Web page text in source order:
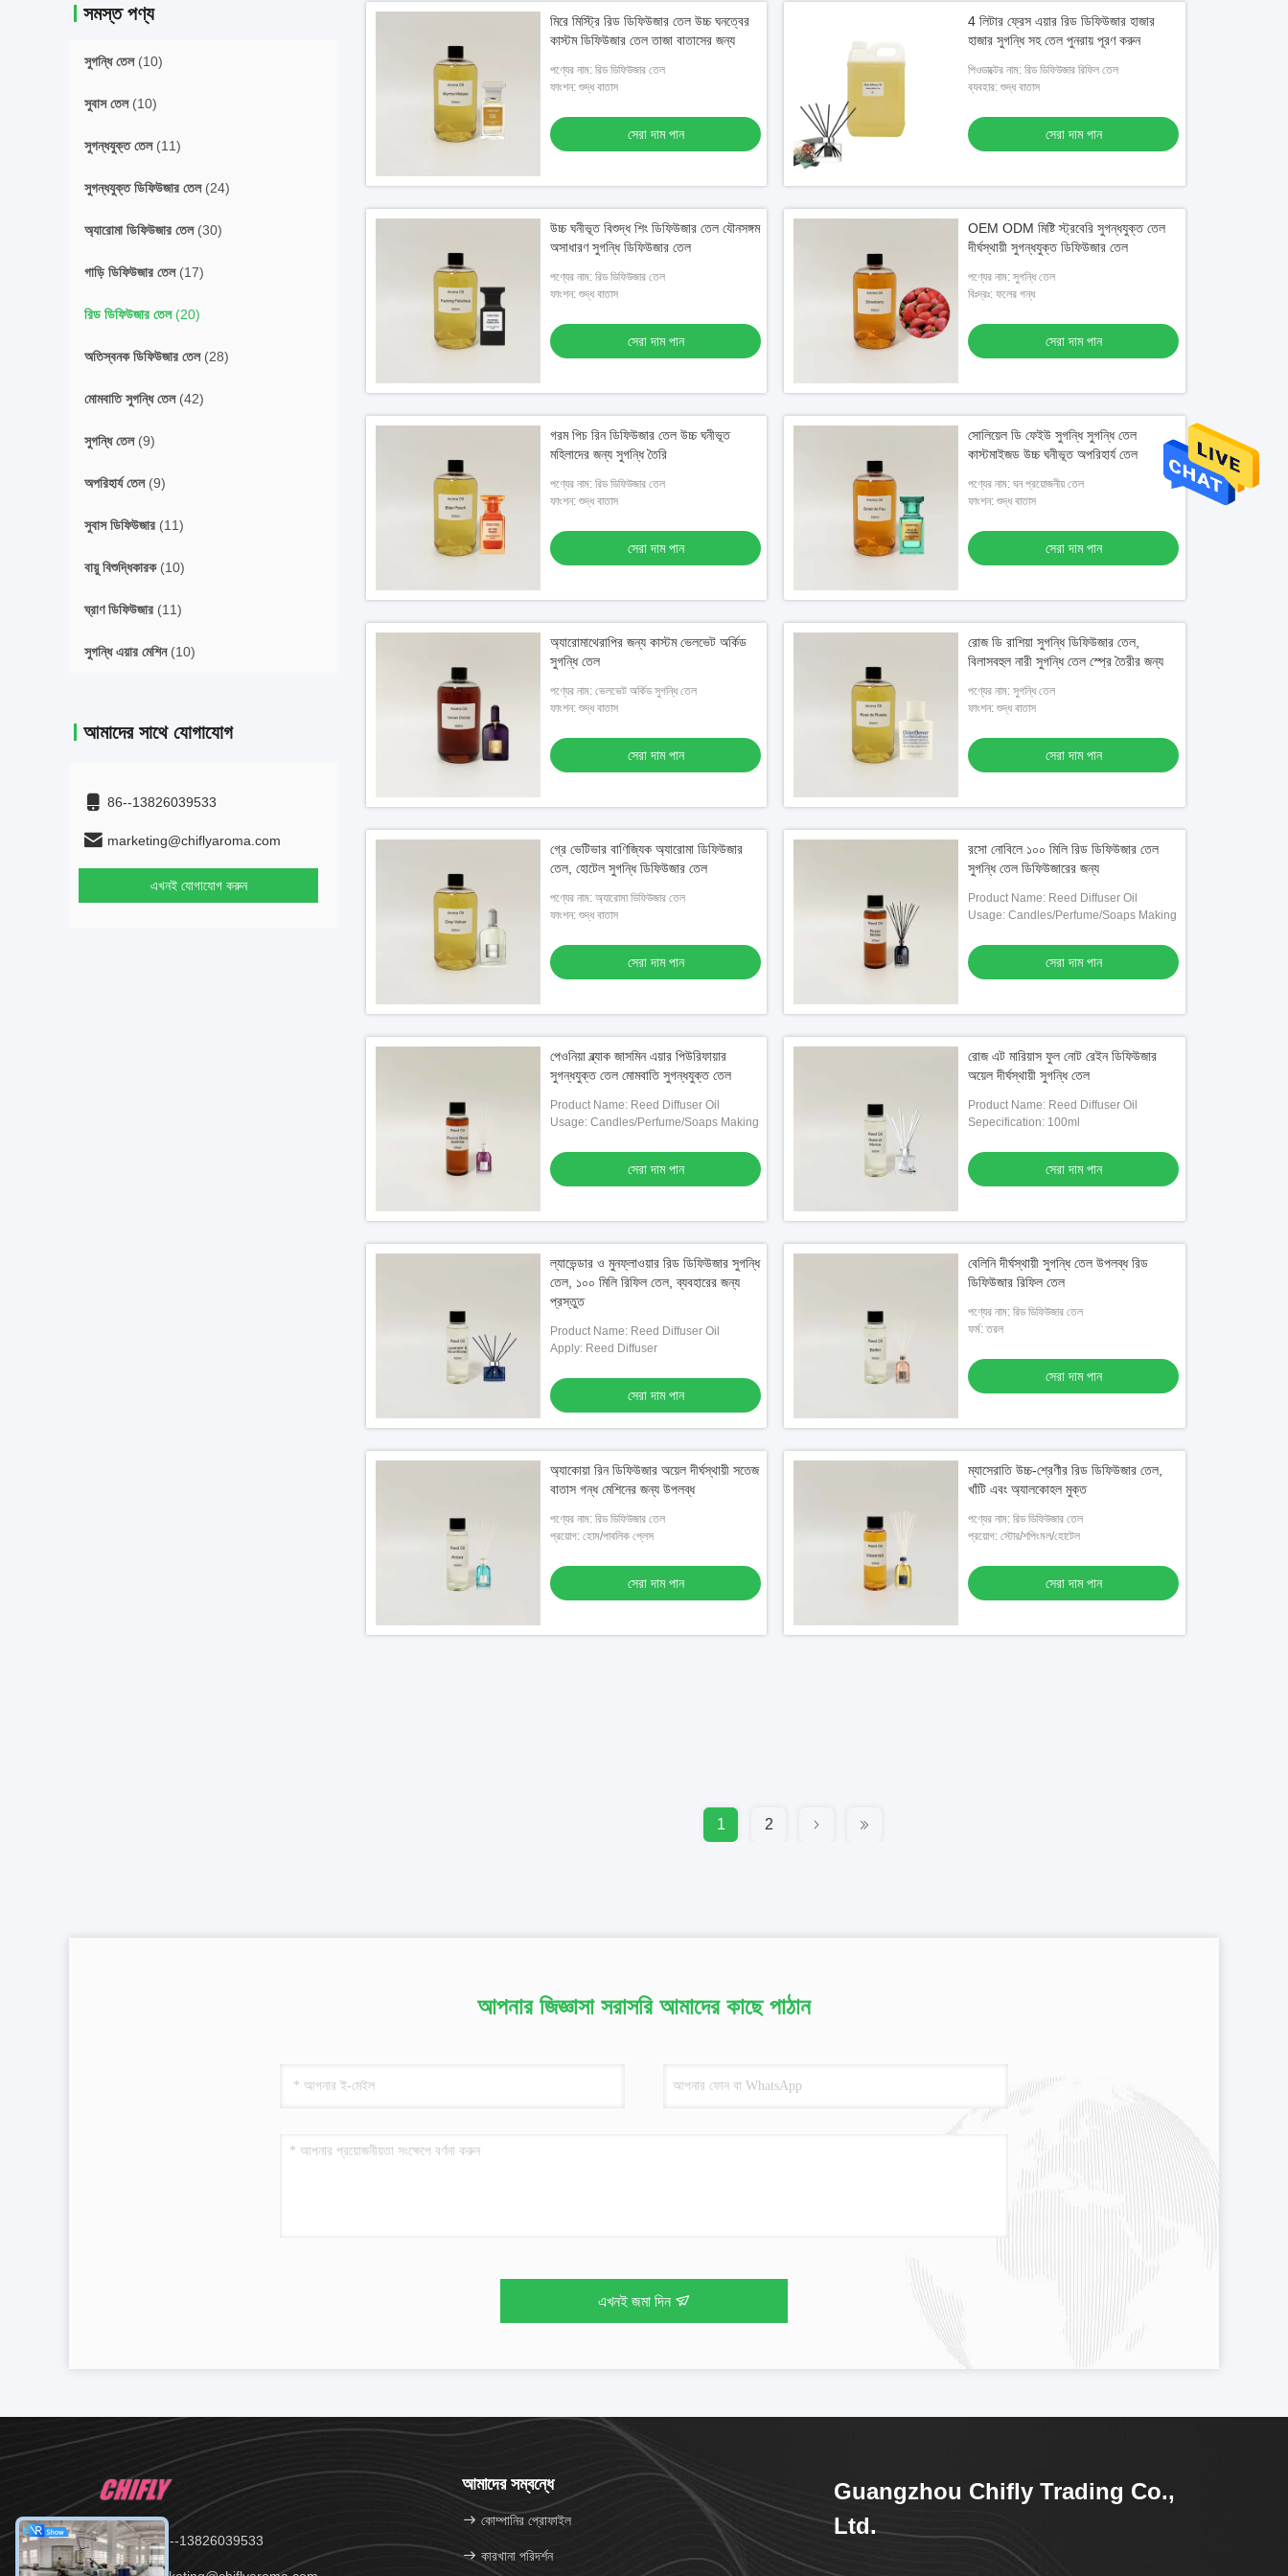
সমস্ত পণ্য
সুগন্ধি তেল(10)
সুবাস তেল(10)
সুগন্ধযুক্ত তেল(11)
সুগন্ধযুক্ত ডিফিউজার তেল(24)
অ্যারোমা ডিফিউজার তেল(30)
গাড়ি ডিফিউজার তেল(17)
রিড ডিফিউজার তেল(20)
অতিস্বনক ডিফিউজার তেল(28)
মোমবাতি সুগন্ধি তেল(42)
সুগন্ধি তেল(9)
অপরিহার্য তেল(9)
সুবাস ডিফিউজার (11)
বায়ু বিশুদ্ধিকারক(10)
ঘ্রাণ ডিফিউজার (11)
সুগন্ধি এয়ার মেশিন(10)
আমাদের সাথে যোগাযোগ
86--13826039533
marketing@chiflyaroma.com
এখনই যোগাযোগ করুন
মিরে মিস্ট্রি রিড ডিফিউজার তেল উচ্চ ঘনত্বের
কাস্টম ডিফিউজার তেল তাজা বাতাসের জন্য
পণ্যের নাম: রিড ডিফিউজার তেল
ফাংশন: শুদ্ধ বাতাস
সেরা দাম পান
4 লিটার ফ্রেস এয়ার রিড ডিফিউজার হাজার
হাজার সুগন্ধি সহ তেল পুনরায় পূরণ করুন
পিওডাক্টের নাম: রিড ডিফিউজার রিফিল তেল
ব্যবহার: শুদ্ধ বাতাস
সেরা দাম পান
উচ্চ ঘনীভূত বিশুদ্ধ শিং ডিফিউজার তেল যৌনসঙ্গম
অসাধারণ সুগন্ধি ডিফিউজার তেল
পণ্যের নাম: রিড ডিফিউজার তেল
ফাংশন: শুদ্ধ বাতাস
সেরা দাম পান
OEM ODM মিষ্টি স্ট্রবেরি সুগন্ধযুক্ত তেল
দীর্ঘস্থায়ী সুগন্ধযুক্ত ডিফিউজার তেল
পণ্যের নাম: সুগন্ধি তেল
বিঃদ্রঃ: ফলের গন্ধ
সেরা দাম পান
গরম পিচ রিন ডিফিউজার তেল উচ্চ ঘনীভূত
মহিলাদের জন্য সুগন্ধি তৈরি
পণ্যের নাম: রিড ডিফিউজার তেল
ফাংশন: শুদ্ধ বাতাস
সেরা দাম পান
সোলিয়েল ডি ফেইউ সুগন্ধি সুগন্ধি তেল
কাস্টমাইজড উচ্চ ঘনীভূত অপরিহার্য তেল
পণ্যের নাম: ঘন প্রয়োজনীয় তেল
ফাংশন: শুদ্ধ বাতাস
সেরা দাম পান
অ্যারোমাথেরাপির জন্য কাস্টম ভেলভেট অর্কিড
সুগন্ধি তেল
পণ্যের নাম: ভেলভেট অর্কিড সুগন্ধি তেল
ফাংশন: শুদ্ধ বাতাস
সেরা দাম পান
রোজ ডি রাশিয়া সুগন্ধি ডিফিউজার তেল,
বিলাসবহুল নারী সুগন্ধি তেল স্প্রে তৈরীর জন্য
পণ্যের নাম: সুগন্ধি তেল
ফাংশন: শুদ্ধ বাতাস
সেরা দাম পান
গ্রে ভেটিভার বাণিজ্যিক অ্যারোমা ডিফিউজার
তেল, হোটেল সুগন্ধি ডিফিউজার তেল
পণ্যের নাম: অ্যারোমা ডিফিউজার তেল
ফাংশন: শুদ্ধ বাতাস
সেরা দাম পান
রসো নোবিলে ১০০ মিলি রিড ডিফিউজার তেল
সুগন্ধি তেল ডিফিউজারের জন্য
Product Name: Reed Diffuser Oil
Usage: Candles/Perfume/Soaps Making
সেরা দাম পান
পেওনিয়া ব্ল্যাক জাসমিন এয়ার পিউরিফায়ার
সুগন্ধযুক্ত তেল মোমবাতি সুগন্ধযুক্ত তেল
Product Name: Reed Diffuser Oil
Usage: Candles/Perfume/Soaps Making
সেরা দাম পান
রোজ এট মারিয়াস ফুল নোট রেইন ডিফিউজার
অয়েল দীর্ঘস্থায়ী সুগন্ধি তেল
Product Name: Reed Diffuser Oil
Sepecification: 100ml
সেরা দাম পান
ল্যাভেন্ডার ও মুনফ্লাওয়ার রিড ডিফিউজার সুগন্ধি
তেল, ১০০ মিলি রিফিল তেল, ব্যবহারের জন্য
প্রস্তুত
Product Name: Reed Diffuser Oil
Apply: Reed Diffuser
সেরা দাম পান
বেলিনি দীর্ঘস্থায়ী সুগন্ধি তেল উপলব্ধ রিড
ডিফিউজার রিফিল তেল
পণ্যের নাম: রিড ডিফিউজার তেল
ফর্ম: তরল
সেরা দাম পান
অ্যাকোয়া রিন ডিফিউজার অয়েল দীর্ঘস্থায়ী সতেজ
বাতাস গন্ধ মেশিনের জন্য উপলব্ধ
পণ্যের নাম: রিড ডিফিউজার তেল
প্রয়োগ: হোম/পাবলিক প্লেস
সেরা দাম পান
ম্যাসেরাতি উচ্চ-শ্রেণীর রিড ডিফিউজার তেল,
খাঁটি এবং অ্যালকোহল মুক্ত
পণ্যের নাম: রিড ডিফিউজার তেল
প্রয়োগ: স্টোর/শপিংমল/হোটেল
সেরা দাম পান
1 2
আপনার জিজ্ঞাসা সরাসরি আমাদের কাছে পাঠান
এখনই জমা দিন
টেলিফোন：86--13826039533
আমাদের সম্বন্ধে
কোম্পানির প্রোফাইল
কারখানা পরিদর্শন
Guangzhou Chifly Trading Co.,
Ltd.